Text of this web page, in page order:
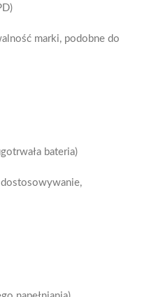
marki, podobne do
bateria)